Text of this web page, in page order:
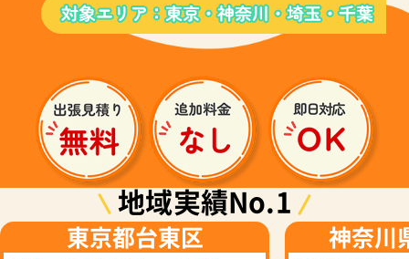
地域実績No.1
東京都台東区 神奈川